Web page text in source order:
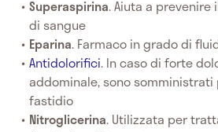
Superaspirina. Aiuta a
di sangue
Eparina. Farmaco in grado di
Antidolorifici. In caso di forte
addominale, sono
fastidio
Nitroglicerina. Utilizzata per